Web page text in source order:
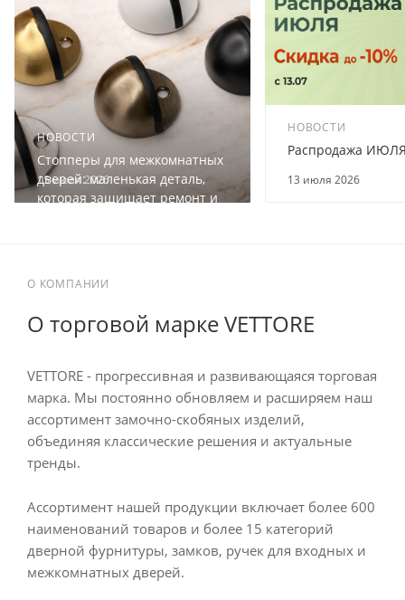
НОВОСТИ
15 июля 2026
Стопперы для межкомнатных
дверей: маленькая деталь,
которая защищает ремонт и
НОВОСТИ
13 июля 2026
Распродажа
О КОМПАНИИ
О торговой марке VETTORE
VETTORE - прогрессивная и развивающаяся торговая
марка. Мы постоянно обновляем и расширяем наш
ассортимент замочно-скобяных изделий,
объединяя классические решения и актуальные
тренды.
Ассортимент нашей продукции включает более 600
наименований товаров и более 15 категорий
дверной фурнитуры, замков, ручек для входных и
межкомнатных дверей.